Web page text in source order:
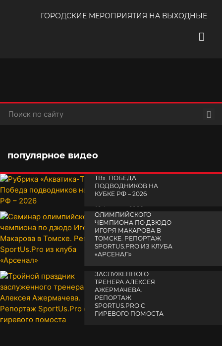
ГОРОДСКИЕ МЕРОПРИЯТИЯ НА ВЫХОДНЫЕ
популярное видео
TВ». ПОБЕДА
ПОДВОДНИКОВ НА
КУБКЕ РФ – 2026
19 февраля 2026
СЕМИНАР
ОЛИМПИЙСКОГО
ЧЕМПИОНА ПО ДЗЮДО
ИГОРЯ МАКАРОВА В
ТОМСКЕ. РЕПОРТАЖ
SPORTUS.PRO ИЗ КЛУБА
«АРСЕНАЛ»
ЗАСЛУЖЕННОГО
ТРЕНЕРА АЛЕКСЕЯ
АЖЕРМАЧЕВА.
РЕПОРТАЖ
SPORTUS.PRO С
ГИРЕВОГО ПОМОСТА